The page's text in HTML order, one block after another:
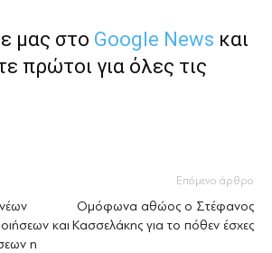
μας στο Google News και
πρώτοι για όλες τις
και
η
Επόμενο άρθρο
Ομόφωνα αθώος ο Στέφανος
Κασσελάκης για το πόθεν έσχες